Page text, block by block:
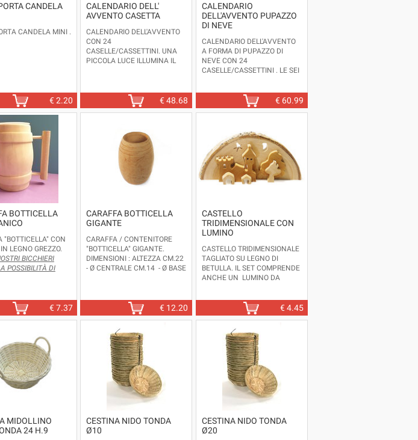
CANDELA
CANDELA MINI .
€2.20
CALENDARIO DELL'
AVVENTO CASETTA
CALENDARIO DELL'AVVENTO
CON 24
CASELLE/CASSETTINI. UNA
PICCOLA LUCE ILLUMINA IL
DIMENSIONI: CM.35X10 -
ALTEZZA CM.37 CIRCA
€48.68
CALENDARIO
DELL'AVVENTO PUPAZZO
DI NEVE
CALENDARIO DELL'AVVENTO
A FORMA DI PUPAZZO DI
NEVE CON 24
CASELLE/CASSETTINI . LE SEI
CREANDO UNA MAGICA LUCE
DURANTE LE GIORNATE CHE
VERSIONI.
FUNZIONA CON PILE AA NON
INCLUSE.
DIMENSIONI: CM.23X8 -
ALTEZZA CM.40 CIRCA
ULTIMI 2 PEZZI
€ 60.99
BOTTICELLA
"BOTTICELLA" CON
LEGNO GREZZO.
BICCHIERI
POSSIBILITÀ DI
€7.37
CARAFFA BOTTICELLA
GIGANTE
CARAFFA / CONTENITORE
"BOTTICELLA" GIGANTE.
DIMENSIONI : ALTEZZA CM.22
- Ø CENTRALE CM.14 - Ø BASE
€ 12.20
CASTELLO
TRIDIMENSIONALE CON
LUMINO
CASTELLO TRIDIMENSIONALE
TAGLIATO SU LEGNO DI
BETULLA. IL SET COMPRENDE
ANCHE UN LUMINO DA
DIMENSIONI: LARGHEZZA
PROFONDITÀ CHIUSO CM.1,5 -
PROFONDITÀ APERTO CM.4
€4.45
MIDOLLINO
24 H.9
CESTINA NIDO TONDA
Ø10
CESTINA NIDO TONDA
Ø20